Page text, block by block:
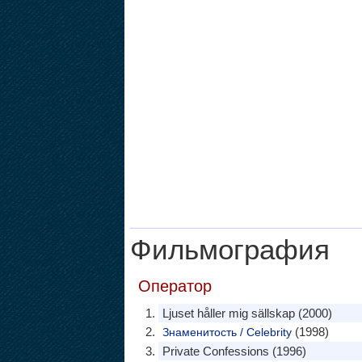
Фильмография
Оператор
Ljuset håller mig sällskap (2000)
Знаменитость / Celebrity(1998)
Private Confessions (1996)